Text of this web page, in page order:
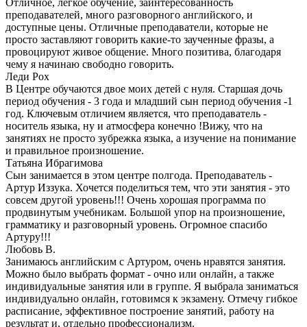
преподавателей, много разговорного английского, и
доступные цены. Отличные преподаватели, которые не
просто заставляют говорить какие-то заученные фразы, а
провоцируют живое общение. Много позитива, благодаря
чему я начинаю свободно говорить.
Леди Рох
В Центре обучаются двое моих детей с нуля. Старшая дочь
период обучения - 3 года и младший сын период обучения -1
год. Ключевым отличием является, что преподаватель -
носитель языка, ну и атмосфера конечно !Вижу, что на
занятиях не просто зубрежка языка, а изучение на понимание
и правильное произношение.
Татьяна Ибрагимова
Сын занимается в этом центре полгода. Преподаватель -
Артур Иззука. Хочется поделиться тем, что эти занятия - это
совсем другой уровень!!! Очень хорошая программа по
продвинутым учебникам. Большой упор на произношение,
грамматику и разговорный уровень. Огромное спасибо
Артуру!!!
Любовь В.
Занимаюсь английским с Артуром, очень нравятся занятия.
Можно было выбрать формат - очно или онлайн, а также
индивидуальные занятия или в группе. Я выбрала заниматься
индивидуально онлайн, готовимся к экзамену. Отмечу гибкое
расписание, эффективное построение занятий, работу на
результат и, отдельно профессионализм.